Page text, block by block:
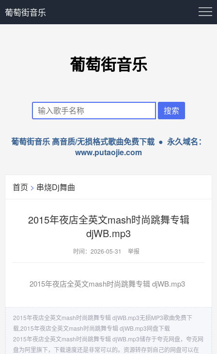
葡萄街音乐
葡萄街音乐
葡萄街音乐 高音质/无损格式歌曲免费下载 ● 永久域名：
www.putaojie.com
首页 > 串烧Dj舞曲
2015年夜店全英文mash时尚跳舞专辑
djWB.mp3
时间：2026-05-31 举报
2015年夜店全英文mash时尚跳舞专辑 djWB.mp3
2015年夜店全英文mash时尚跳舞专辑 djWB.mp3无损MP3歌曲免费下
载,2015年夜店全英文mash时尚跳舞专辑 djWB.mp3网盘下载
2015年夜店全英文mash时尚跳舞专辑 djWB.mp3储存于夸克网盘，夸克网
盘为阿里旗下，下载速度还是非常可以的。资源转存到自己的网盘可以在